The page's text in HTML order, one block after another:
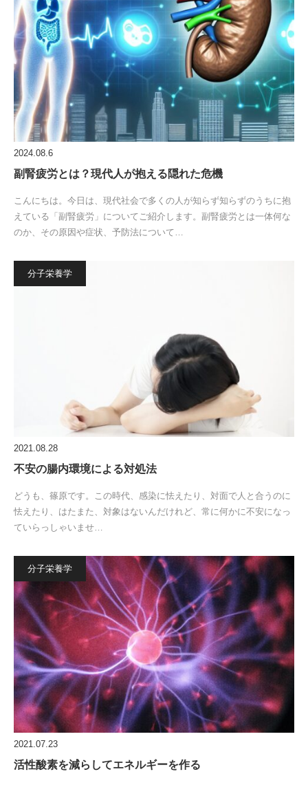
2024.08.6
副腎疲労とは？現代人が抱える隠れた危機
こんにちは。今日は、現代社会で多くの人が知らず知らずのうちに抱
えている「副腎疲労」についてご紹介します。副腎疲労とは一体何な
のか、その原因や症状、予防法について…
分子栄養学
2021.08.28
不安の腸内環境による対処法
どうも、篠原です。この時代、感染に怯えたり、対面で人と合うのに
怯えたり、はたまた、対象はないんだけれど、常に何かに不安になっ
ていらっしゃいませ…
分子栄養学
2021.07.23
活性酸素を減らしてエネルギーを作る